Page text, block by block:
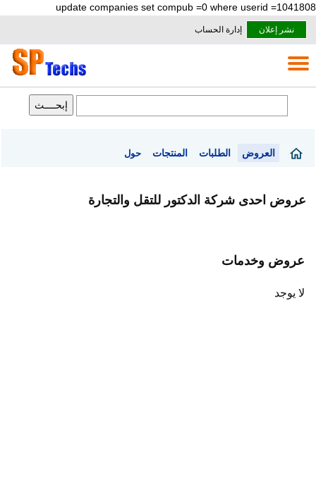
update companies set compub =0 where userid =1041808
نشر إعلان إدارة الحساب
العروض الطلبات المنتجات حول
عروض احدى شركة الدكتور للتقل والتجارة
عروض وخدمات
لا يوجد